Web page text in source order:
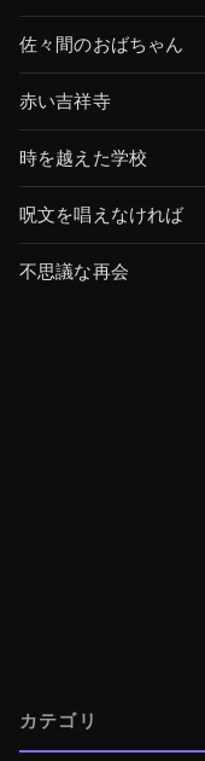
佐々間のおばちゃん
赤い吉祥寺
時を越えた学校
呪文を唱えなければ
不思議な再会
カテゴリ